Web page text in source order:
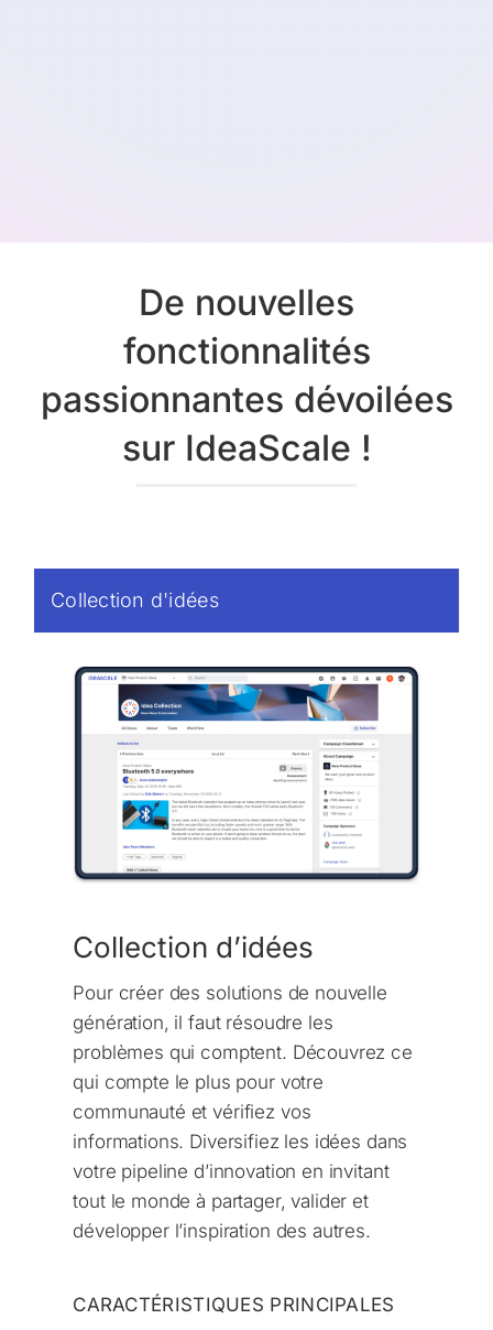
De nouvelles
fonctionnalités
passionnantes dévoilées
sur IdeaScale !
Collection d'idées
Collection d’idées
Pour créer des solutions de nouvelle
génération, il faut résoudre les
problèmes qui comptent. Découvrez ce
qui compte le plus pour votre
communauté et vérifiez vos
informations. Diversifiez les idées dans
votre pipeline d’innovation en invitant
tout le monde à partager, valider et
développer l’inspiration des autres.
CARACTÉRISTIQUES PRINCIPALES